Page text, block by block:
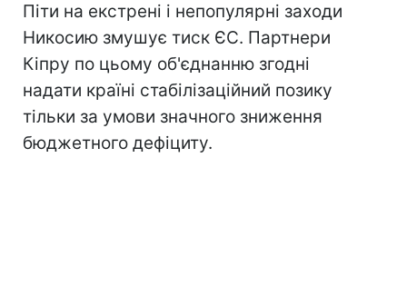
Піти на екстрені і непопулярні заходи
Никосию змушує тиск ЄС. Партнери
Кіпру по цьому об'єднанню згодні
надати країні стабілізаційний позику
тільки за умови значного зниження
бюджетного дефіциту.